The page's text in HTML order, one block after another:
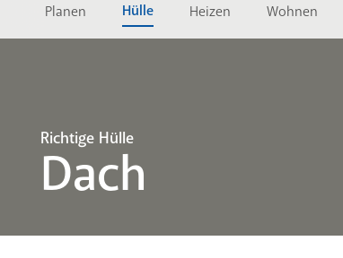
Planen Hülle Heizen Wohnen
Richtige Hülle
Dach